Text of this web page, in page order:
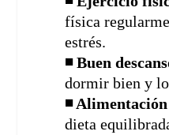
física
estrés.
◾ Buen
dormir bien y
◾
dieta